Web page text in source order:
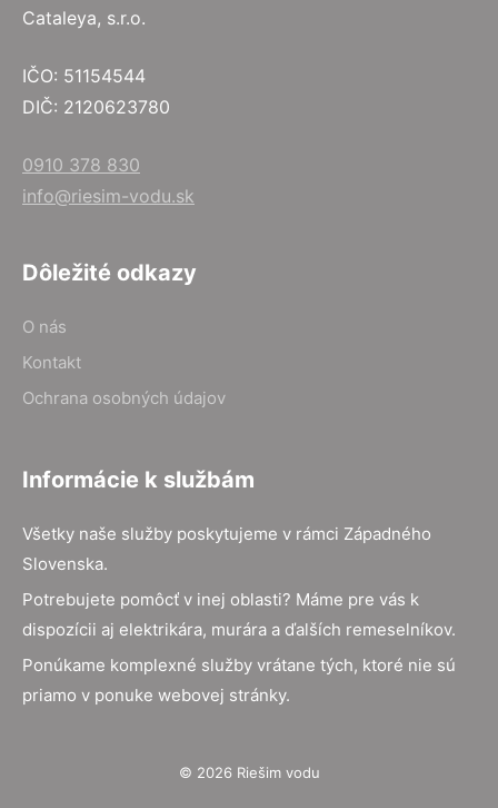
Cataleya, s.r.o.
IČO: 51154544
DIČ: 2120623780
0910 378 830
info@riesim-vodu.sk
Dôležité odkazy
O nás
Kontakt
Ochrana osobných údajov
Informácie k službám
Všetky naše služby poskytujeme v rámci Západného
Slovenska.
Potrebujete pomôcť v inej oblasti? Máme pre vás k
dispozícii aj elektrikára, murára a ďalších remeselníkov.
Ponúkame komplexné služby vrátane tých, ktoré nie sú
priamo v ponuke webovej stránky.
© 2026 Riešim vodu